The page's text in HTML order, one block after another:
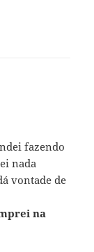
fazendo
nada
vontade de
na